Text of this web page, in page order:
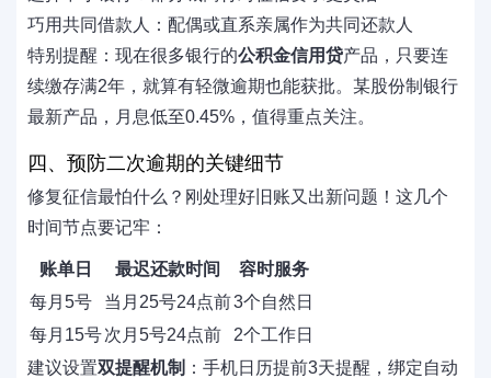
巧用共同借款人：配偶或直系亲属作为共同还款人
特别提醒：现在很多银行的公积金信用贷产品，只要连
续缴存满2年，就算有轻微逾期也能获批。某股份制银行
最新产品，月息低至0.45%，值得重点关注。
四、预防二次逾期的关键细节
修复征信最怕什么？刚处理好旧账又出新问题！这几个
时间节点要记牢：
账单日 最迟还款时间
容时服务
每月5号
当月25号24点前3个自然日
每月15号次月5号24点前
2个工作日
建议设置双提醒机制 ：手机日历提前3天提醒，绑定自动